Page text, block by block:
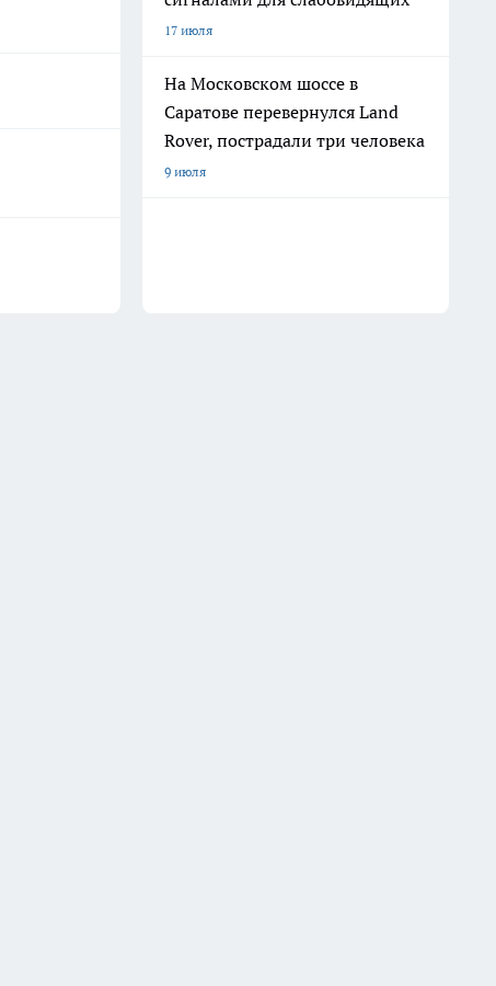
17 июля
На Московском шоссе в
Саратове перевернулся Land
Rover, пострадали три человека
9 июля